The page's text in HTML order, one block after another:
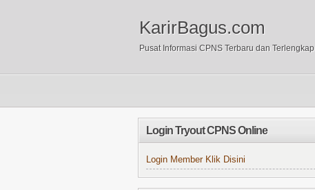
KarirBagus.com
Pusat Informasi CPNS Terbaru dan Terlengkap
Login Tryout CPNS Online
Login Member Klik Disini